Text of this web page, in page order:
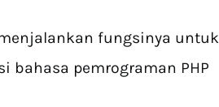
fungsinya untuk
bahasa pemrograman PHP